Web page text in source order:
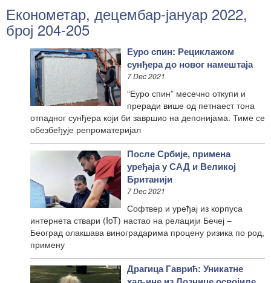
Економетар, децембар-јануар 2022,
број 204-205
Еуро спин: Рециклажом
сунђера до новог намештаја
7 Dec 2021
“Еуро спин” месечно откупи и
преради више од петнаест тона
отпадног сунђера који би завршио на депонијама. Тиме се
обезбеђује репроматеријал
После Србије, примена
уређаја у САД и Великој
Британији
7 Dec 2021
Софтвер и уређај из корпуса
интернета ствари (IoT) настао на релацији Бечеј –
Београд олакшава виноградарима процену ризика по род,
примену
Драгица Гаврић: Уникатне